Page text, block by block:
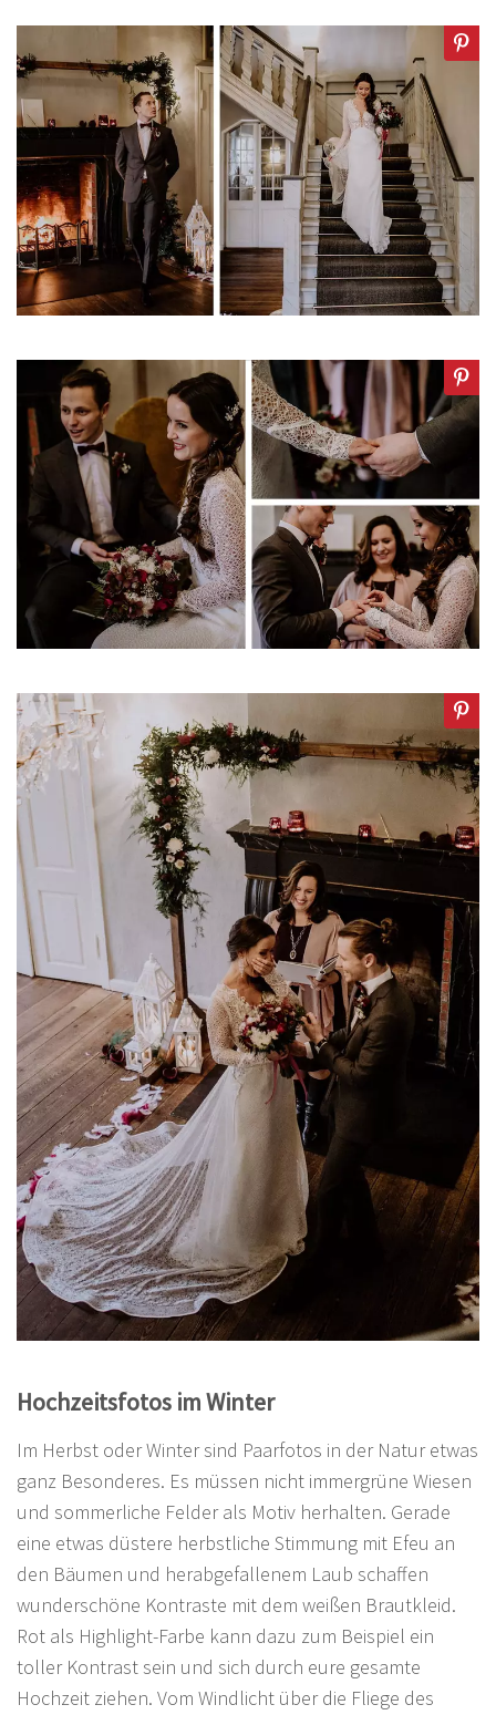
Hochzeitsfotos im Winter
Im Herbst oder Winter sind Paarfotos in der Natur etwas
ganz Besonderes. Es müssen nicht immergrüne Wiesen
und sommerliche Felder als Motiv herhalten. Gerade
eine etwas düstere herbstliche Stimmung mit Efeu an
den Bäumen und herabgefallenem Laub schaffen
wunderschöne Kontraste mit dem weißen Brautkleid.
Rot als Highlight-Farbe kann dazu zum Beispiel ein
toller Kontrast sein und sich durch eure gesamte
Hochzeit ziehen. Vom Windlicht über die Fliege des